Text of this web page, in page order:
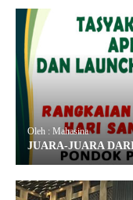
Oleh : Mahasina
JUARA-JUARA